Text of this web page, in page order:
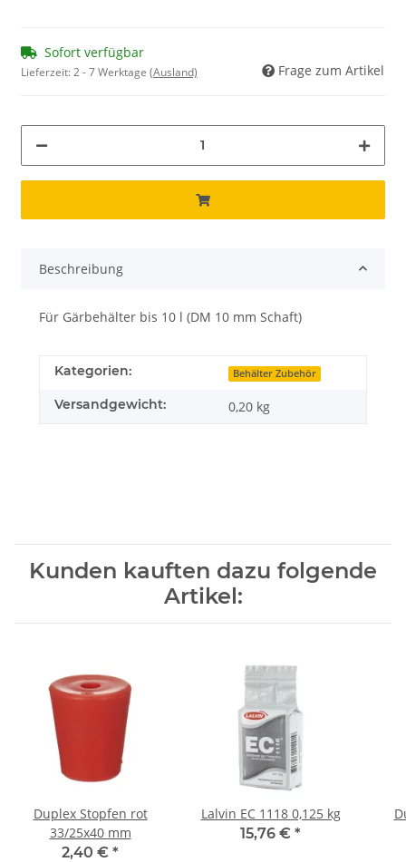
Sofort verfügbar
Lieferzeit:2 - 7 Werktage (Ausland) Frage zum Artikel
Beschreibung
Für Gärbehälter bis 10 l (DM 10 mm Schaft)
Kategorien: Behälter Zubehör
Versandgewicht: 0,20 kg
Kunden kauften dazu folgende
Artikel:
Duplex Stopfen rot
33/25x40 mm
2,40 € *
Lalvin EC 1118 0,125 kg
15,76 € *